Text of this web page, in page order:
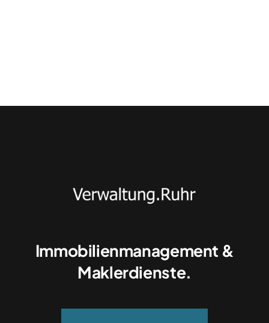
Immobilienmanagement &
Maklerdienste.